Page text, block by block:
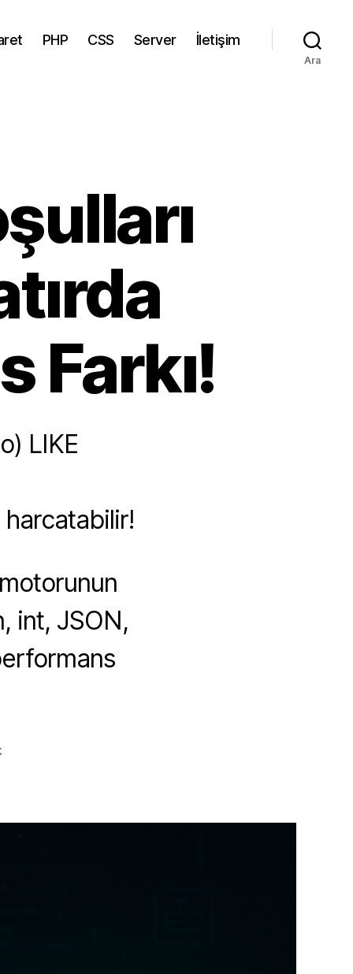
PHP CSS Server İletişim
Ara
Farkı!
LIKE
harcatabilir!
int, JSON,
MySQL
1